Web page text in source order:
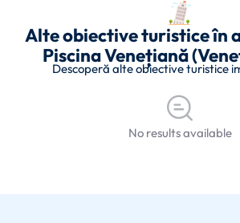
Alte obiective turistice în
Piscina Venețiană
Descoperă alte obiective turistice
No results available